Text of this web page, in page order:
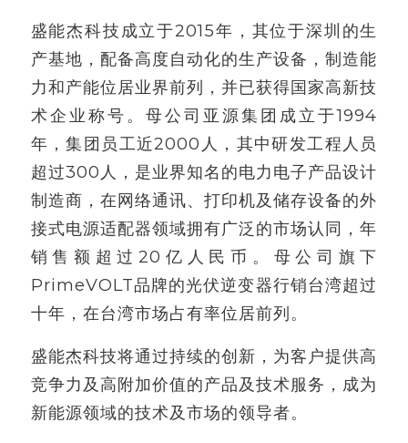
盛能杰科技成立于2015年，其位于深圳的生
产基地，配备高度自动化的生产设备，制造能
力和产能位居业界前列，并已获得国家高新技
术企业称号。母公司亚源集团成立于1994
年，集团员工近2000人，其中研发工程人员
超过300人，是业界知名的电力电子产品设计
制造商，在网络通讯、打印机及储存设备的外
接式电源适配器领域拥有广泛的市场认同，年
销售额超过20亿人民币。母公司旗下
PrimeVOLT品牌的光伏逆变器行销台湾超过
十年，在台湾市场占有率位居前列。
盛能杰科技将通过持续的创新，为客户提供高
竞争力及高附加价值的产品及技术服务，成为
新能源领域的技术及市场的领导者。